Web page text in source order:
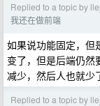
Replied to a topic by llej
我还在做前端
如果说功能固定，但
变了，但是后端仍然
减少，然后人也就少
Replied to a topic by llej